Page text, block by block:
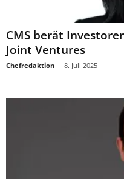
CMS berät
Joint Ventures
Chefredaktion - 8. Juli 2025